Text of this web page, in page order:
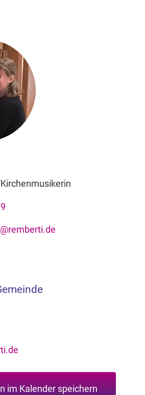
im Kalender speichern